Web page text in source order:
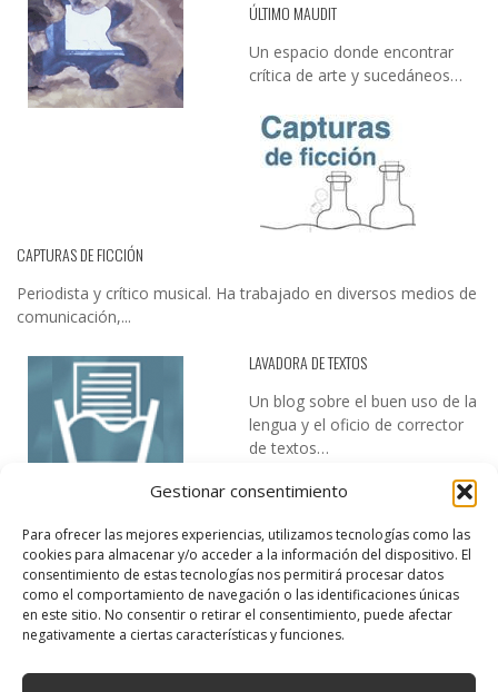
Gestionar consentimiento
Para ofrecer las mejores experiencias, utilizamos tecnologías como las
cookies para almacenar y/o acceder a la información del dispositivo. El
consentimiento de estas tecnologías nos permitirá procesar datos
como el comportamiento de navegación o las identificaciones únicas
en este sitio. No consentir o retirar el consentimiento, puede afectar
negativamente a ciertas características y funciones.
ÚLTIMO MAUDIT
Un espacio donde encontrar
crítica de arte y sucedáneos…
CAPTURAS DE FICCIÓN
Periodista y crítico musical. Ha trabajado en diversos medios de
comunicación,...
LAVADORA DE TEXTOS
Un blog sobre el buen uso de la
lengua y el oficio de corrector
de textos…
DESIREE MARTÍN